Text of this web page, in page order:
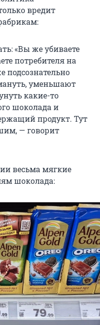
вредит
«Вы же убиваете
потребителя на
подсознательно
уменьшают
какие-то
шоколада и
продукт. Тут
— говорит
весьма мягкие
шоколада: